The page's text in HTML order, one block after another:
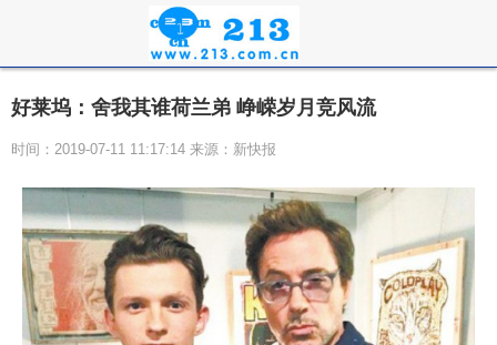
好莱坞：舍我其谁荷兰弟 峥嵘岁月竞风流
时间：2019-07-11 11:17:14 来源：新快报